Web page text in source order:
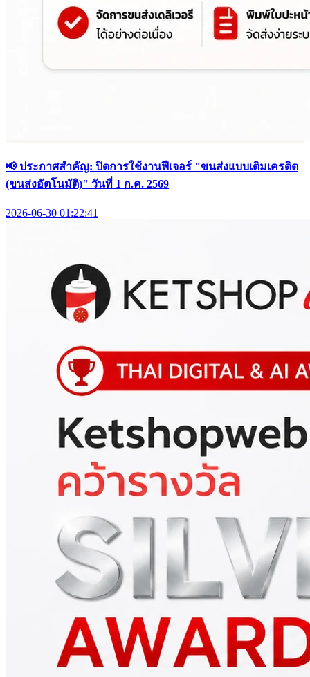
📢 ประกาศสำคัญ: ปิดการใช้งานฟีเจอร์ "ขนส่งแบบเติมเครดิต
(ขนส่งอัตโนมัติ)" วันที่ 1 ก.ค. 2569
2026-06-30 01:22:41